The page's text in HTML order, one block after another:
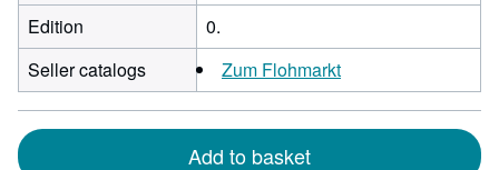
Edition
0.
Seller catalogs
Zum Flohmarkt
Add to basket